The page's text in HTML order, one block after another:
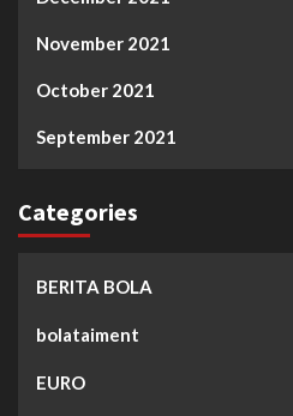
November 2021
October 2021
September 2021
Categories
BERITA BOLA
bolataiment
EURO